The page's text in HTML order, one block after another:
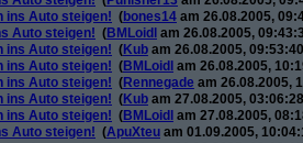
ins Auto steigen! (bones14 am 26.08.2005,
Auto steigen! (BMLoidl am 26.08.2005,
ins Auto steigen! (Kub am 26.08.2005,
ins Auto steigen! (BMLoidl am 26.08.2005,
ins Auto steigen! (Rennegade am 26.08.2005,
ins Auto steigen! (Kub am 27.08.2005,
ins Auto steigen! (BMLoidl am 27.08.2005,
Auto steigen! (ApuXteu am 01.09.2005,